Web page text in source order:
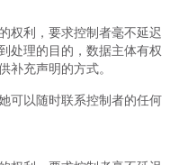
权利，要求控制者毫不延迟
处理的目的，数据主体有权
补充声明的方式。
可以随时联系控制者的任何